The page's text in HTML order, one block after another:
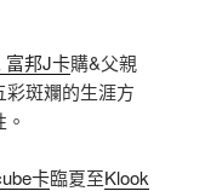
富邦J卡購&父親
斑斕的生涯方
卡臨夏至Klook